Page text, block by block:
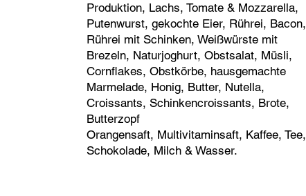
Produktion, Lachs, Tomate & Mozzarella,
Putenwurst, gekochte Eier, Rührei, Bacon,
Rührei mit Schinken, Weißwürste mit
Brezeln, Naturjoghurt, Obstsalat, Müsli,
Cornflakes, Obstkörbe, hausgemachte
Marmelade, Honig, Butter, Nutella,
Croissants, Schinkencroissants, Brote,
Butterzopf
Orangensaft, Multivitaminsaft, Kaffee, Tee,
Schokolade, Milch & Wasser.